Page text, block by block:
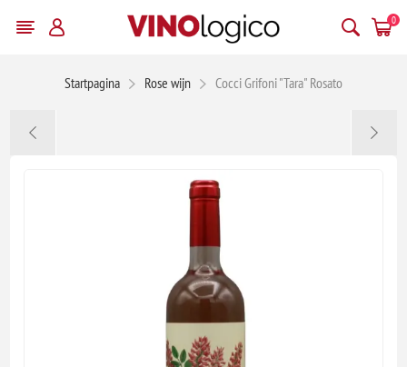
0
Startpagina Rose wijn Cocci Grifoni "Tara" Rosato